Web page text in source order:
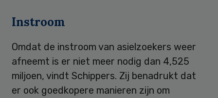
Instroom
Omdat de instroom van asielzoekers weer
afneemt is er niet meer nodig dan 4,525
miljoen, vindt Schippers. Zij benadrukt dat
er ook goedkopere manieren zijn om